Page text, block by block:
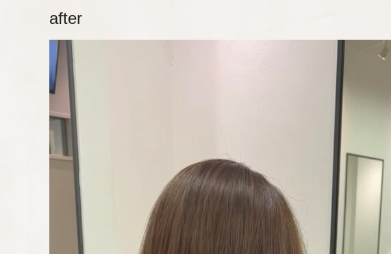
after